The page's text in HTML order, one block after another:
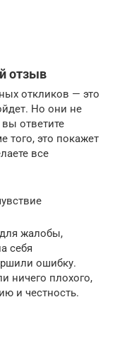
отзыв
откликов — это
Но они не
ответите
того, это покажет
все
для жалобы,
себя
ошибку.
ничего плохого,
и честность.